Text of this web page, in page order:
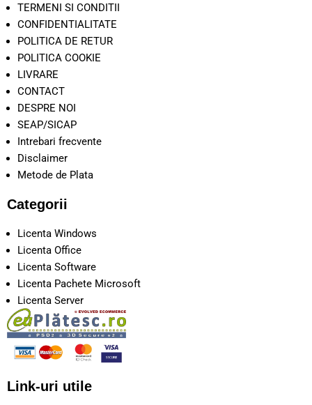
TERMENI SI CONDITII
CONFIDENTIALITATE
POLITICA DE RETUR
POLITICA COOKIE
LIVRARE
CONTACT
DESPRE NOI
SEAP/SICAP
Intrebari frecvente
Disclaimer
Metode de Plata
Categorii
Licenta Windows
Licenta Office
Licenta Software
Licenta Pachete Microsoft
Licenta Server
Link-uri utile